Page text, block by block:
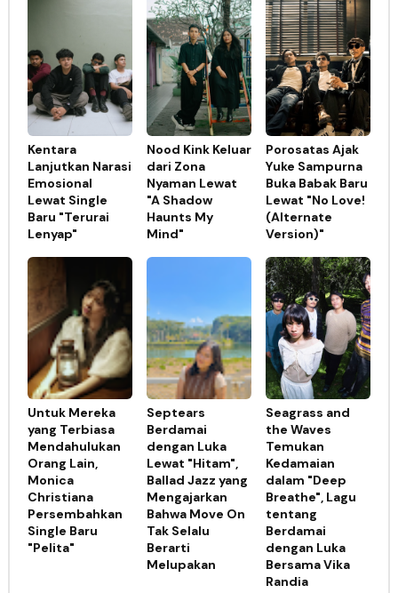
Kentara
Lanjutkan Narasi
Emosional
Lewat Single
Baru "Terurai
Lenyap"
Nood Kink Keluar
dari Zona
Nyaman Lewat
"A Shadow
Haunts My
Mind"
Porosatas Ajak
Yuke Sampurna
Buka Babak Baru
Lewat "No Love!
(Alternate
Version)"
Untuk Mereka
yang Terbiasa
Mendahulukan
Orang Lain,
Monica
Christiana
Persembahkan
Single Baru
"Pelita"
Septears
Berdamai
dengan Luka
Lewat "Hitam",
Ballad Jazz yang
Mengajarkan
Bahwa Move On
Tak Selalu
Berarti
Melupakan
Seagrass and
the Waves
Temukan
Kedamaian
dalam "Deep
Breathe", Lagu
tentang
Berdamai
dengan Luka
Bersama Vika
Randia